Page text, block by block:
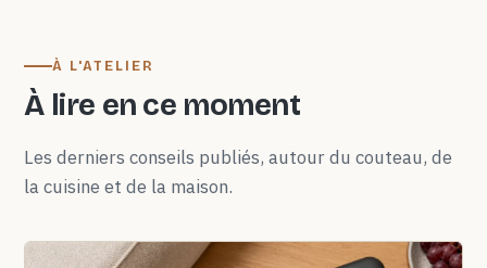
À L'ATELIER
À lire en ce moment
Les derniers conseils publiés, autour du couteau, de
la cuisine et de la maison.